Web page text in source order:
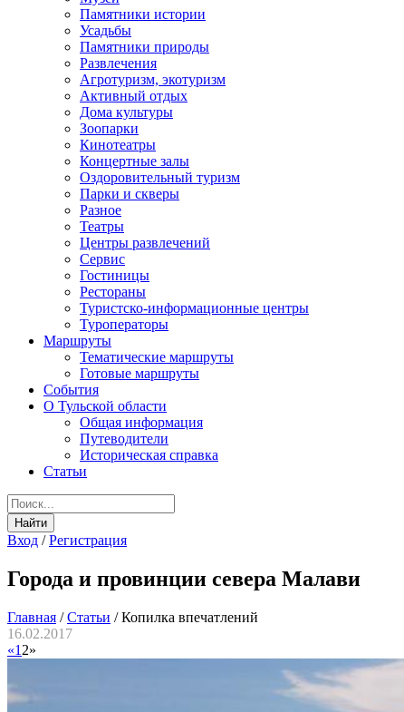
Памятники истории
Усадьбы
Памятники природы
Развлечения
Агротуризм, экотуризм
Активный отдых
Дома культуры
Зоопарки
Кинотеатры
Концертные залы
Оздоровительный туризм
Парки и скверы
Разное
Театры
Центры развлечений
Сервис
Гостиницы
Рестораны
Туристско-информационные центры
Туроператоры
Маршруты
Тематические маршруты
Готовые маршруты
События
О Тульской области
Общая информация
Путеводители
Историческая справка
Статьи
Вход /Регистрация
Города и провинции севера Малави
Главная /Статьи /Копилка впечатлений
16.02.2017
«1 2»